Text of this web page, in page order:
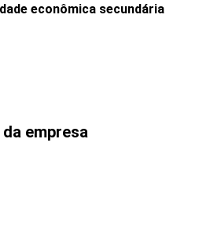
econômica secundária
empresa